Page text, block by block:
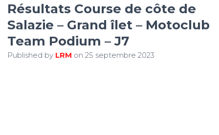
Résultats Course de côte de
Salazie – Grand îlet – Motoclub
Team Podium – J7
Published by LRM on 25 septembre 2023